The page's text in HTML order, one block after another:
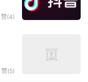
赞(4)
赞(5)